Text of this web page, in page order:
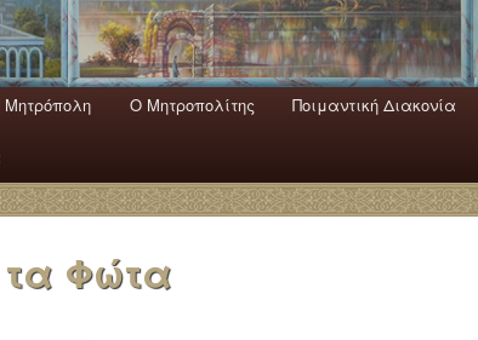
Mητρόπολη Ο Mητροπολίτης Ποιμαντική Διακονία
Φώτα